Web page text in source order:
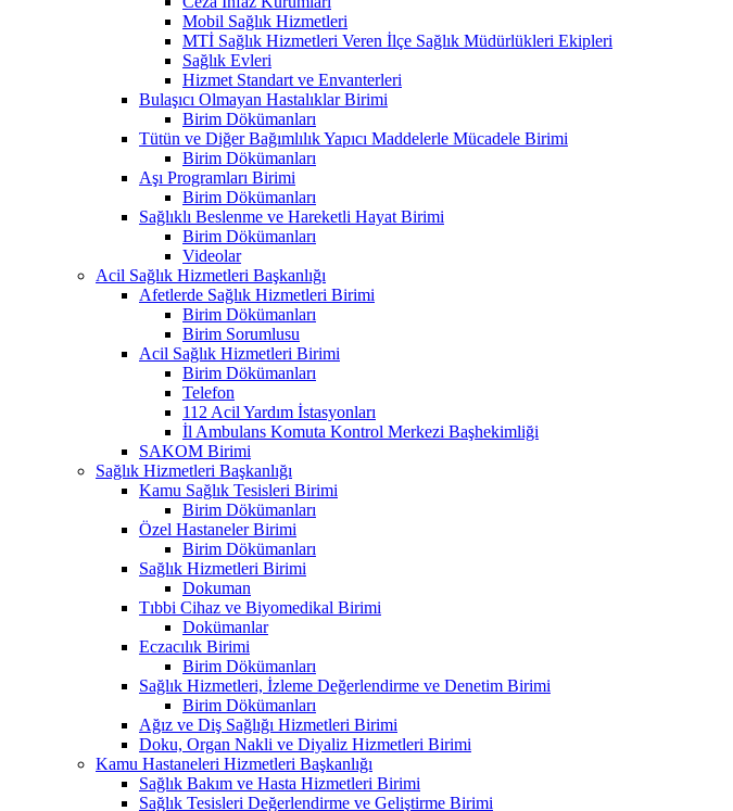
Mobil Sağlık Hizmetleri
MTİ Sağlık Hizmetleri Veren İlçe Sağlık Müdürlükleri Ekipleri
Sağlık Evleri
Hizmet Standart ve Envanterleri
Bulaşıcı Olmayan Hastalıklar Birimi
Birim Dökümanları
Tütün ve Diğer Bağımlılık Yapıcı Maddelerle Mücadele Birimi
Birim Dökümanları
Aşı Programları Birimi
Birim Dökümanları
Sağlıklı Beslenme ve Hareketli Hayat Birimi
Birim Dökümanları
Videolar
Acil Sağlık Hizmetleri Başkanlığı
Afetlerde Sağlık Hizmetleri Birimi
Birim Dökümanları
Birim Sorumlusu
Acil Sağlık Hizmetleri Birimi
Birim Dökümanları
Telefon
112 Acil Yardım İstasyonları
İl Ambulans Komuta Kontrol Merkezi Başhekimliği
SAKOM Birimi
Sağlık Hizmetleri Başkanlığı
Kamu Sağlık Tesisleri Birimi
Birim Dökümanları
Özel Hastaneler Birimi
Birim Dökümanları
Sağlık Hizmetleri Birimi
Dokuman
Tıbbi Cihaz ve Biyomedikal Birimi
Dokümanlar
Eczacılık Birimi
Birim Dökümanları
Sağlık Hizmetleri, İzleme Değerlendirme ve Denetim Birimi
Birim Dökümanları
Ağız ve Diş Sağlığı Hizmetleri Birimi
Doku, Organ Nakli ve Diyaliz Hizmetleri Birimi
Kamu Hastaneleri Hizmetleri Başkanlığı
Sağlık Bakım ve Hasta Hizmetleri Birimi
Sağlık Tesisleri Değerlendirme ve Geliştirme Birimi